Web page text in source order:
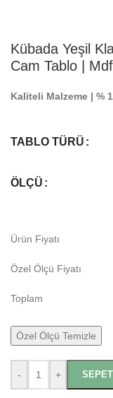
Kübada Yeşil
Cam Tablo |
Kaliteli Malzeme | %
TABLO TÜRÜ
ÖLÇÜ
Ürün Fiyatı
Özel Ölçü Fiyatı
Toplam
Özel Ölçü Temizle
- +